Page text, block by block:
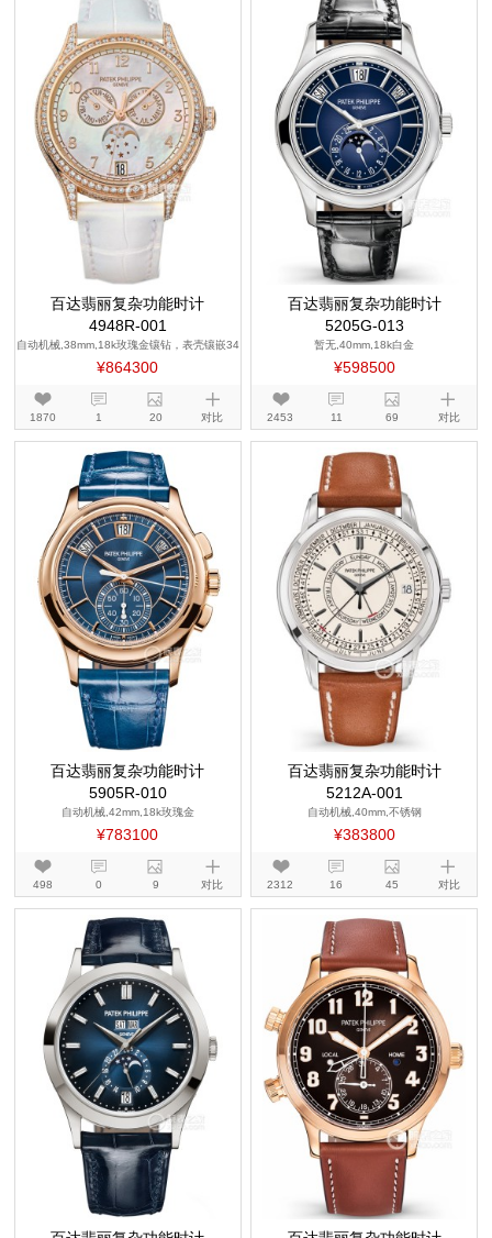
百达翡丽复杂功能时计
4948R-001
自动机械,38mm,18k玫瑰金镶钻，表壳镶嵌34
7颗钻石（~2.65克拉）
¥864300
1870 1 20 对比
百达翡丽复杂功能时计
5205G-013
暂无,40mm,18k白金
¥598500
2453 11 69 对比
百达翡丽复杂功能时计
5905R-010
自动机械,42mm,18k玫瑰金
¥783100
498 0 9 对比
百达翡丽复杂功能时计
5212A-001
自动机械,40mm,不锈钢
¥383800
2312 16 45 对比